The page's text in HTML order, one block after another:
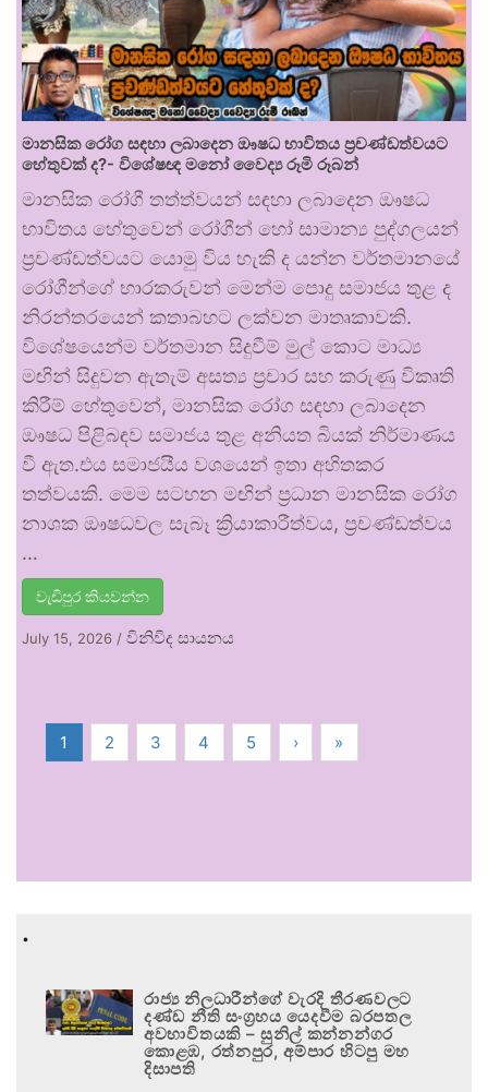
මානසික රෝග සඳහා ලබාදෙන ඖෂධ භාවිතය ප්‍රචණ්ඩත්වයට
හේතුවක් ද?- විශේෂඥ මනෝ වෛද්‍ය රූමි රූබන්
මානසික රෝගී තත්ත්වයන් සඳහා ලබාදෙන ඖෂධ
භාවිතය හේතුවෙන් රෝගීන් හෝ සාමාන්‍ය පුද්ගලයන්
ප්‍රචණ්ඩත්වයට යොමු විය හැකි ද යන්න වර්තමානයේ
රෝගීන්ගේ භාරකරුවන් මෙන්ම පොදු සමාජය තුළ ද
නිරන්තරයෙන් කතාබහට ලක්වන මාතෘකාවකි.
විශේෂයෙන්ම වර්තමාන සිදුවීම් මුල් කොට මාධ්‍ය
මඟින් සිදුවන ඇතැම් අසත්‍ය ප්‍රචාර සහ කරුණු විකෘති
කිරීම් හේතුවෙන්, මානසික රෝග සඳහා ලබාදෙන
ඖෂධ පිළිබඳව සමාජය තුළ අනියත බියක් නිර්මාණය
වී ඇත.එය සමාජයීය වශයෙන් ඉතා අහිතකර
තත්වයකි. මෙම සටහන මඟින් ප්‍රධාන මානසික රෝග
නාශක ඖෂධවල සැබෑ ක්‍රියාකාරීත්වය, ප්‍රචණ්ඩත්වය
…
වැඩිපුර කියවන්න
July 15, 2026 / විනිවිද සායනය
1 2 3 4 5 › »
.
රාජ්‍ය නිලධාරීන්ගේ වැරදි තීරණවලට
දණ්ඩ නීති සංග්‍රහය යෙදවීම බරපතල
අවභාවිතයකි – සුනිල් කන්නන්ගර
කොළඹ, රත්නපුර, අම්පාර හිටපු මහ
දිසාපති